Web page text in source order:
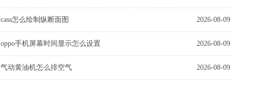
cass怎么绘制纵断面图 2026-08-09
oppo手机屏幕时间显示怎么设置 2026-08-09
气动黄油机怎么排空气 2026-08-09